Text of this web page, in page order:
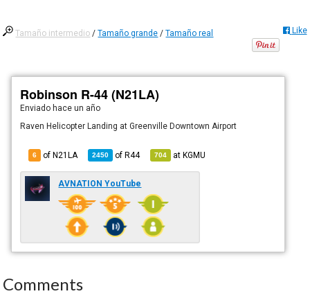
Tamaño intermedio /Tamaño grande /Tamaño real Like
Robinson R-44 (N21LA)
Enviado hace un año
Raven Helicopter Landing at Greenville Downtown Airport
6 of N21LA 2450 ofR44 704 atKGMU
AVNATION YouTube
Comments